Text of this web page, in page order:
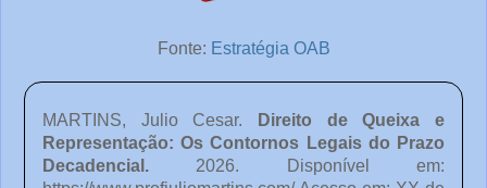
Fonte: Estratégia OAB
MARTINS, Julio Cesar.
Direito de Queixa e
Representação: Os Contornos Legais do Prazo
Decadencial .2026. Disponível em: